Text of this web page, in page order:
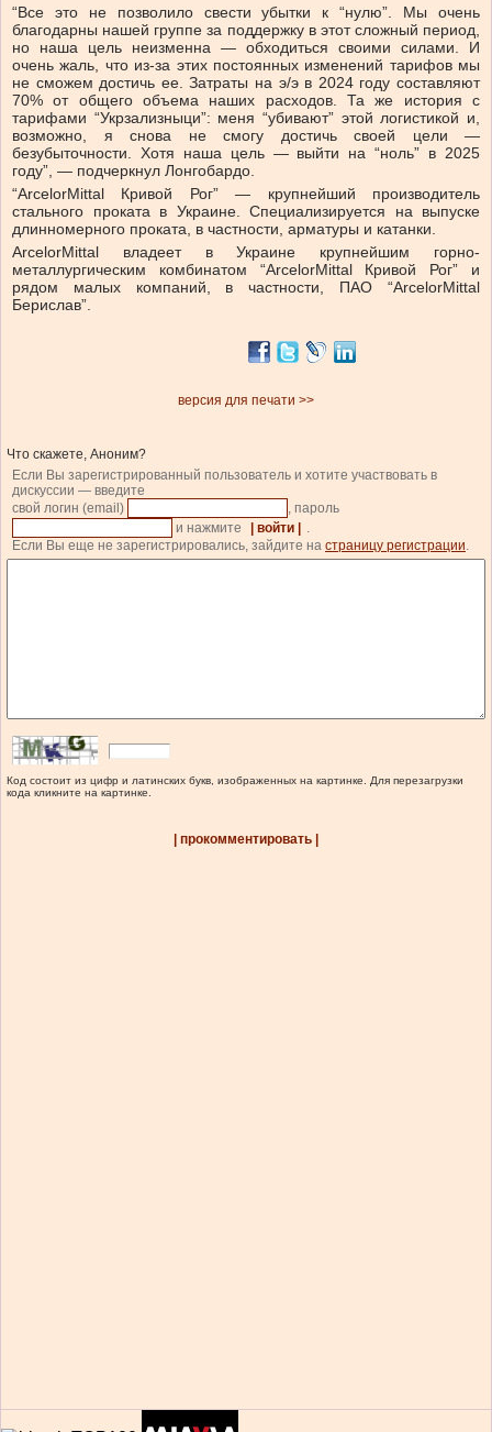
“Все это не позволило свести убытки к “нулю”. Мы очень
благодарны нашей группе за поддержку в этот сложный период,
но наша цель неизменна — обходиться своими силами. И
очень жаль, что из-за этих постоянных изменений тарифов мы
не сможем достичь ее. Затраты на э/э в 2024 году составляют
70% от общего объема наших расходов. Та же история с
тарифами “Укрзализныци”: меня “убивают” этой логистикой и,
возможно, я снова не смогу достичь своей цели —
безубыточности. Хотя наша цель — выйти на “ноль” в 2025
году”, — подчеркнул Лонгобардо.
“ArcelorMittal Кривой Рог” — крупнейший производитель
стального проката в Украине. Специализируется на выпуске
длинномерного проката, в частности, арматуры и катанки.
ArcelorMittal владеет в Украине крупнейшим горно-
металлургическим комбинатом “ArcelorMittal Кривой Рог” и
рядом малых компаний, в частности, ПАО “ArcelorMittal
Берислав”.
версия для печати >>
Что скажете, Аноним?
Если Вы зарегистрированный пользователь и хотите участвовать в
дискуссии — введите
свой логин (email)
, пароль
и нажмите
| войти |
.
Если Вы еще не зарегистрировались, зайдите на страницу регистрации.
Код состоит из цифр и латинских букв, изображенных на картинке. Для перезагрузки
кода кликните на картинке.
| прокомментировать |